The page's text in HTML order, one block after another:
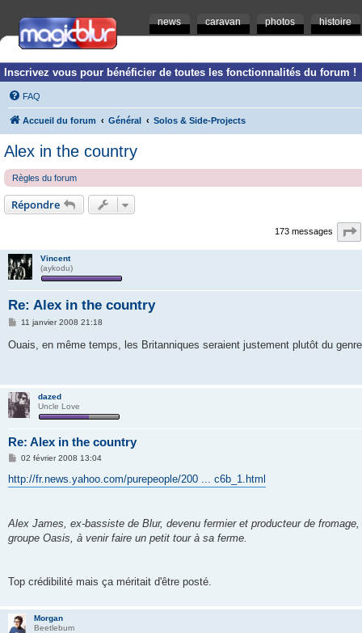
news caravan photos histoire
Inscrivez vous pour bénéficier de toutes les fonctionnalités du forum !
FAQ
Accueil du forum Général Solos & Side-Projects
Alex in the country
Règles du forum
Répondre
173 messages
Vincent
(aykodu)
Re: Alex in the country
M
s
11 janvier 2008 21:18
Ouais, en même temps, les Britanniques seraient justement plutôt du
dazed
Uncle Love
Re: Alex in the country
M
s
s
02 février 2008 13:04
http://fr.news.yahoo.com/purepeople/200 ... c6b_1.html
Alex James, ex-bassiste de Blur, devenu fermier et producteur de
groupe Oasis, à venir faire un petit tour à sa ferme.
Top crédibilité mais ça méritait d'être posté.
Morgan
Beetlebum